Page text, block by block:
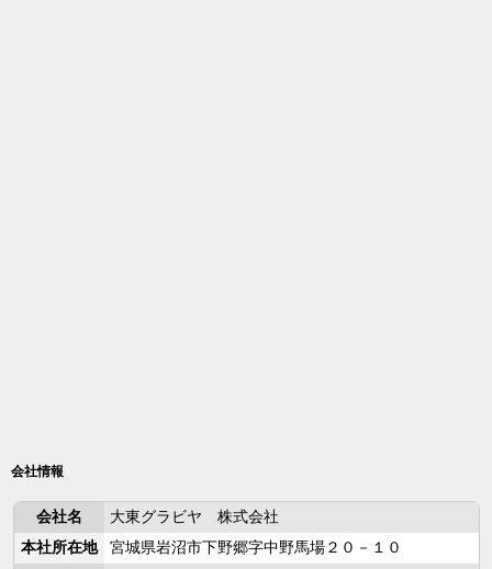
会社情報
会社名
大東グラビヤ 株式会社
本社所在地
宮城県岩沼市下野郷字中野馬場２０－１０